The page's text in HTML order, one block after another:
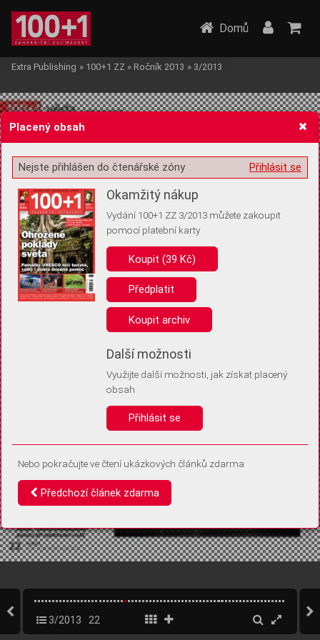
Žádost o souhlas s ukládáním volitelných informací
Pro základní fungování webu nepotřebujeme ukládat žádné informace
(tzv. cookies apod.). Rádi bychom vás ale požádali o souhlas s
uložením volitelných informací:
Anonymní unikátní ID
Díky němu příště poznáme, že se jedná o stejné zařízení, a
Identifikátor je zcela anonymní.
Vaše souhlasy a odmítnutí si ukládáme do vašeho zařízení, abychom se
vás už příště znovu neptali. Můžete je kdykoli později upravit ve Správě
Domů
Extra Publishing » 100+1 ZZ » Ročník 2013 » 3/2013
3/2013 22
Placený obsah
Přihlásit se
Nejste přihlášen do čtenářské zóny
Okamžitý nákup
Vydání 100+1 ZZ 3/2013 můžete zakoupit
pomocí platební karty
Koupit (39 Kč)
Předplatit
Koupit archiv
Další možnosti
Využijte další možnosti, jak získat placený
obsah
Přihlásit se
Nebo pokračujte ve čtení ukázkových článků zdarma
Předchozí článek zdarma